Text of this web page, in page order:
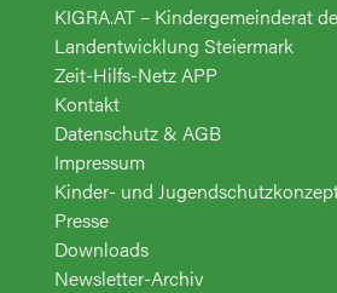
KIGRA.AT – Kindergemeinderat
Landentwicklung Steiermark
Zeit-Hilfs-Netz APP
Kontakt
Datenschutz & AGB
Impressum
Kinder- und
Presse
Downloads
Newsletter-Archiv